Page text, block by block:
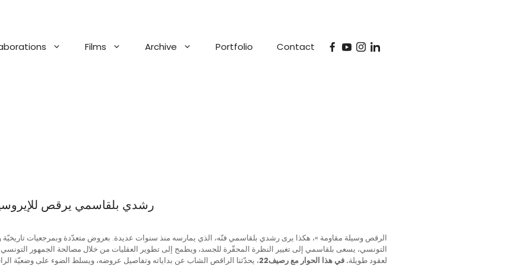
Films Archive Portfolio Contact
رشدي بلقاسمي يرقص
التونسي، يسعى بلقاسمي إلى تغيير النظرة المحقّرة للجسد، ويطمح إلى تطوير العقليات من خلال مصالحة الجمهور
لعقود طويلة. في هذا الحوار مع رصيف22 ، يحدّثنا الراقص الشاب عن بداياته وتفاصيل عروضه، ويسلط الضوء على وضعيّة